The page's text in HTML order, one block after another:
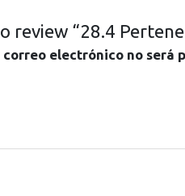
review “28.4
electrónico no será